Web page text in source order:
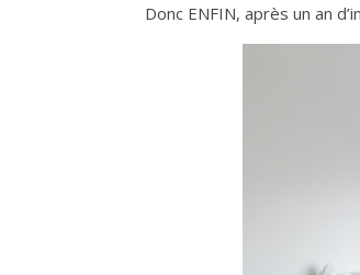
Donc ENFIN, après un an